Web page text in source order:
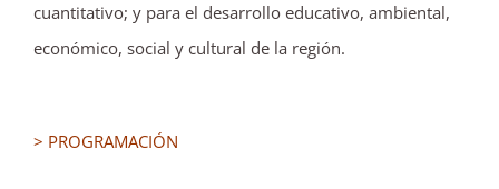
cuantitativo; y para el desarrollo educativo, ambiental,
económico, social y cultural de la región.
> PROGRAMACIÓN